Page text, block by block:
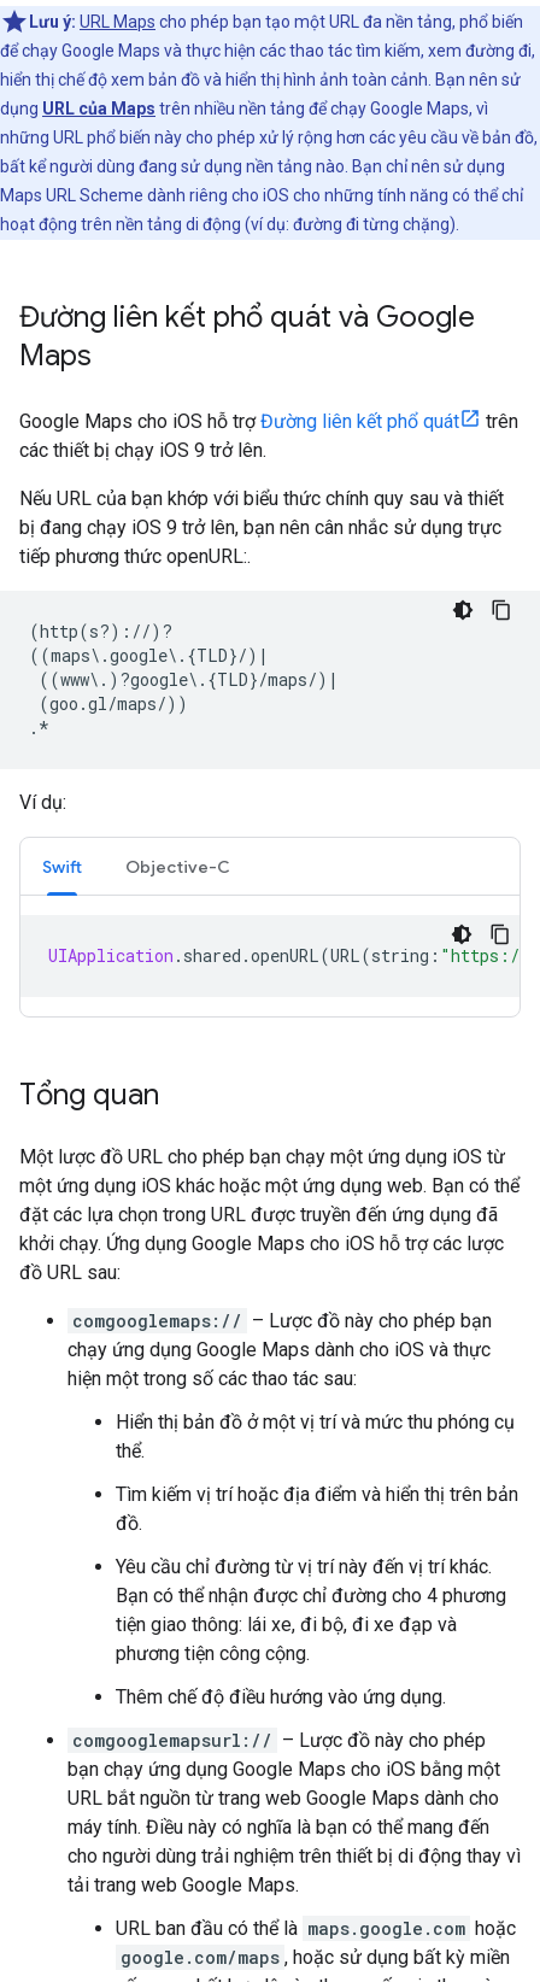
Lưu ý: URL Maps cho phép bạn tạo một URL đa nền tảng, phổ biến
để chạy Google Maps và thực hiện các thao tác tìm kiếm, xem đường đi,
hiển thị chế độ xem bản đồ và hiển thị hình ảnh toàn cảnh. Bạn nên sử
dụng URL của Maps trên nhiều nền tảng để chạy Google Maps, vì
những URL phổ biến này cho phép xử lý rộng hơn các yêu cầu về bản đồ,
bất kể người dùng đang sử dụng nền tảng nào. Bạn chỉ nên sử dụng
Maps URL Scheme dành riêng cho iOS cho những tính năng có thể chỉ
hoạt động trên nền tảng di động (ví dụ: đường đi từng chặng).
Đường liên kết phổ quát và Google
Maps
Google Maps cho iOS hỗ trợĐường liên kết phổ quát
trên
các thiết bị chạy iOS 9 trở lên.
Nếu URL của bạn khớp với biểu thức chính quy sau và thiết
bị đang chạy iOS 9 trở lên, bạn nên cân nhắc sử dụng trực
tiếp phương thức openURL:.
(http(s?)://)?
((maps\.google\.{TLD}/)|
((www\.)?google\.{TLD}/maps/)|
(goo.gl/maps/))
Ví dụ:
Swift Objective-C
UIApplication . shared .openURL(URL(string : "https://
Tổng quan
Một lược đồ URL cho phép bạn chạy một ứng dụng iOS từ
một ứng dụng iOS khác hoặc một ứng dụng web. Bạn có thể
đặt các lựa chọn trong URL được truyền đến ứng dụng đã
khởi chạy. Ứng dụng Google Maps cho iOS hỗ trợ các lược
đồ URL sau:
comgooglemaps:// – Lược đồ này cho phép bạn
chạy ứng dụng Google Maps dành cho iOS và thực
hiện một trong số các thao tác sau:
Hiển thị bản đồ ở một vị trí và mức thu phóng cụ
thể.
Tìm kiếm vị trí hoặc địa điểm và hiển thị trên bản
đồ.
Yêu cầu chỉ đường từ vị trí này đến vị trí khác.
Bạn có thể nhận được chỉ đường cho 4 phương
tiện giao thông: lái xe, đi bộ, đi xe đạp và
phương tiện công cộng.
Thêm chế độ điều hướng vào ứng dụng.
comgooglemapsurl:// – Lược đồ này cho phép
bạn chạy ứng dụng Google Maps cho iOS bằng một
URL bắt nguồn từ trang web Google Maps dành cho
máy tính. Điều này có nghĩa là bạn có thể mang đến
cho người dùng trải nghiệm trên thiết bị di động thay vì
tải trang web Google Maps.
URL ban đầu có thể là maps.google.com hoặc
google.com/maps , hoặc sử dụng bất kỳ miền